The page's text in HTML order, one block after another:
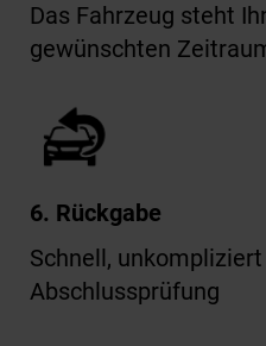
Das Fahrzeug steht
gewünschten
6. Rückgabe
Schnell,
Abschlussprüfung